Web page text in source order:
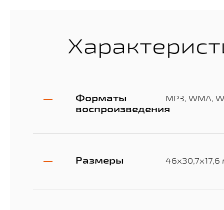
Форматы
воспроизведения
MP3, WMA,
Размеры